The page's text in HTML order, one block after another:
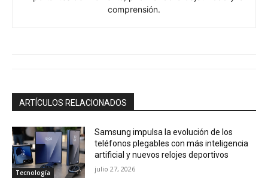
comprensión.
ARTÍCULOS RELACIONADOS
Tecnología
Samsung impulsa la evolución de los
teléfonos plegables con más inteligencia
artificial y nuevos relojes deportivos
julio 27, 2026